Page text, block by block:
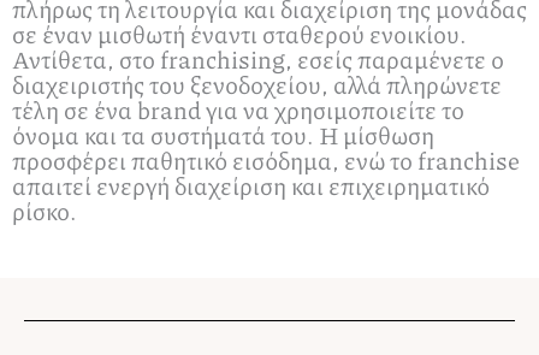
πλήρως τη λειτουργία και διαχείριση της μονάδας
σε έναν μισθωτή έναντι σταθερού ενοικίου.
Αντίθετα, στο franchising, εσείς παραμένετε ο
διαχειριστής του ξενοδοχείου, αλλά πληρώνετε
τέλη σε ένα brand για να χρησιμοποιείτε το
όνομα και τα συστήματά του. Η μίσθωση
προσφέρει παθητικό εισόδημα, ενώ το franchise
απαιτεί ενεργή διαχείριση και επιχειρηματικό
ρίσκο.